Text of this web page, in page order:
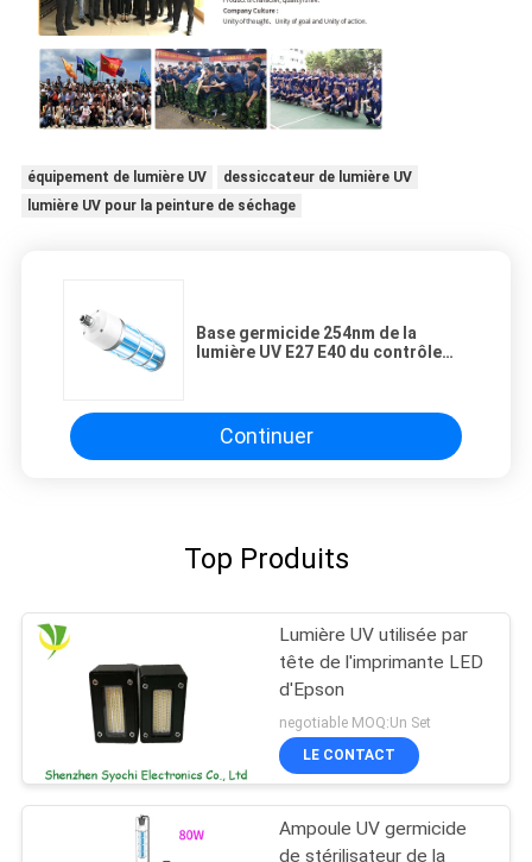
équipement de lumière UV
dessiccateur de lumière UV
lumière UV pour la peinture de séchage
Base germicide 254nm de la
lumière UV E27 E40 du contrôle
Continuer
Top Produits
Lumière UV utilisée par
tête de l'imprimante LED
d'Epson
negotiable MOQ:Un Set
LE CONTACT
Ampoule UV germicide
de stérilisateur de la